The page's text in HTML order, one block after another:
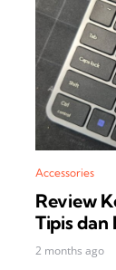
Accessories
Review
Tipis dan
2 months ago